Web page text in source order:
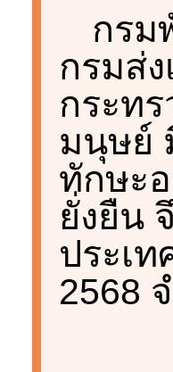
กรม
กรมส่
กระท
มนุษย์
ทักษะ
ยั่งยืน
ประเ
2568